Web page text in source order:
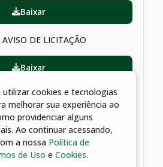
Baixar
DE LICITAÇÃO
Baixar
DE PREGÃO
2017
Baixar
cookies e tecnologias
melhorar sua experiência ao
providenciar alguns
Ao continuar acessando,
a nossa Política de
de Uso e Cookies.